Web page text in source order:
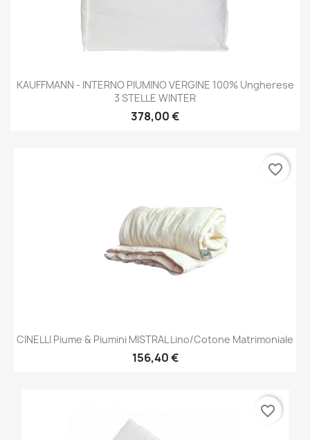
KAUFFMANN - INTERNO PIUMINO VERGINE 100% Ungherese
3 STELLE WINTER
378,00 €
CINELLI Piume & Piumini MISTRAL Lino/Cotone Matrimoniale
156,40 €
favorite_border
favorite_border